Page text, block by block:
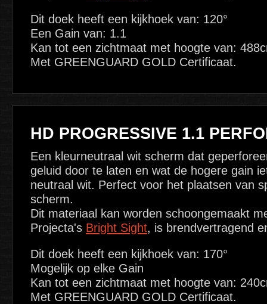
Dit doek heeft een kijkhoek van: 120°
Een Gain van: 1.1
Kan tot een zichtmaat met hoogte van:
Met GREENGUARD GOLD Certificaat.
HD PROGRESSIVE 1.1
Een kleurneutraal wit scherm dat
geluid door te laten en wat de hogere gain
neutraal wit. Perfect voor het plaatsen van
scherm.
Dit materiaal kan worden schoongemaakt
Projecta's Bright Sight, is brendvertragend
Dit doek heeft een kijkhoek van: 170°
Mogelijk op elke Gain
Kan tot een zichtmaat met hoogte van:
Met GREENGUARD GOLD Certificaat.